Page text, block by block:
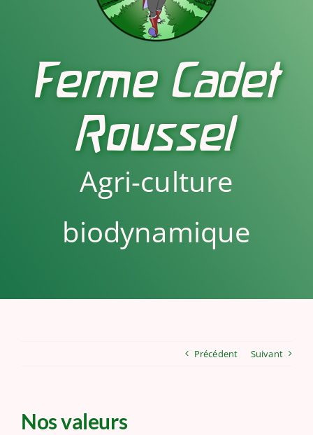
Ferme Cadet
Roussel
Agri-culture
biodynamique
Précédent Suivant
Nos valeurs